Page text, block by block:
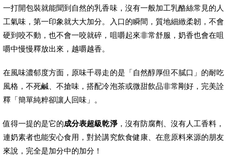
一打開包裝就能聞到自然的乳香味，沒有一般加工乳酪絲常見的人
工氣味，第一印象就大大加分。入口的瞬間，質地細緻柔韌，不會
硬到咬不動，也不會一咬就碎，咀嚼起來非常舒服，奶香也會在咀
嚼中慢慢釋放出來，越嚼越香。
在風味濃郁度方面，原味千尋走的是「自然醇厚但不膩口」的耐吃
風格，不死鹹、不搶味，搭配冷泡茶或微甜飲品非常剛好，完美詮
釋「簡單純粹卻讓人回味」。
值得一提的是它的成分表超級乾淨，沒有防腐劑、沒有人工香料，
連奶素者也能安心食用，對於講究飲食健康、在意原料來源的朋友
來說，完全是加分中的加分！